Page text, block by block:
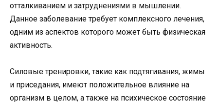
отталкиванием и затруднениями в мышлении.
Данное заболевание требует комплексного лечения,
одним из аспектов которого может быть физическая
активность.
Силовые тренировки, такие как подтягивания, жимы
и приседания, имеют положительное влияние на
организм в целом, а также на психическое состояние